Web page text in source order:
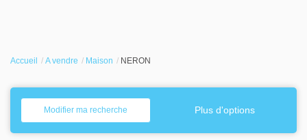
Acheter
Vendre
Accueil A vendre Maison NERON
Modifier ma recherche Plus d'options